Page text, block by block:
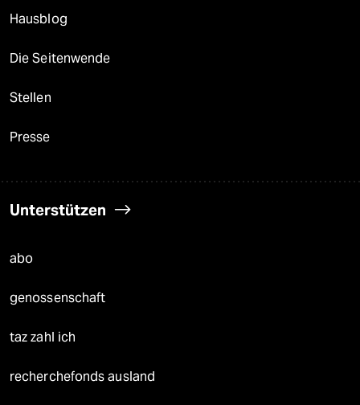
Hausblog
Die Seitenwende
Stellen
Presse
Unterstützen
abo
genossenschaft
taz zahl ich
recherchefonds ausland